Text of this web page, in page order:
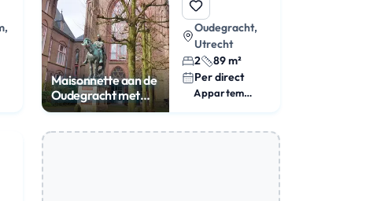
Maisonnette aan de
Oudegracht met
uitzicht
Oudegracht,
Utrecht
2
89 m²
Per direct
Appartement